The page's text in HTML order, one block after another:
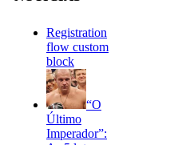
Registration
flow custom
block
“O
Último
Imperador”: